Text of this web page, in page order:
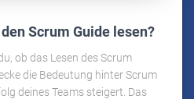
Scrum Guide lesen?
ob das Lesen des Scrum
die Bedeutung hinter Scrum
deines Teams steigert. Das